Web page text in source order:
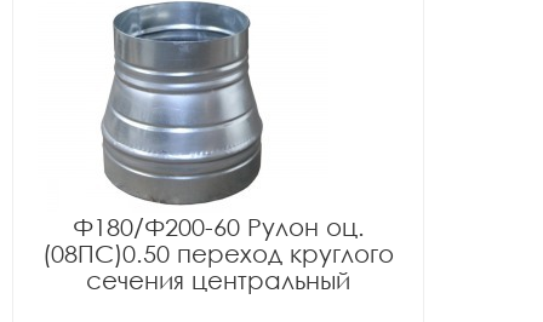
Ф180/Ф200-60 Рулон оц.
(08ПС)0.50 переход круглого
сечения центральный